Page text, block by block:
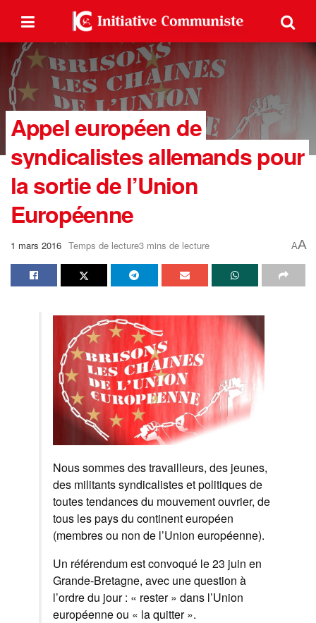
Appel européen de
syndicalistes allemands pour
la sortie de l’Union
Européenne
1 mars 2016 Temps de lecture3 mins de lecture AA
Nous sommes des travailleurs, des jeunes,
des militants syndicalistes et politiques de
toutes tendances du mouvement ouvrier, de
tous les pays du continent européen
(membres ou non de l’Union européenne).
Un référendum est convoqué le 23 juin en
Grande-Bretagne, avec une question à
l’ordre du jour : « rester » dans l’Union
européenne ou « la quitter ».